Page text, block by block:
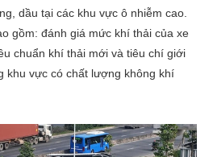
dầu tại các khu vực ô nhiễm cao.
gồm: đánh giá mức khí thải của xe
chuẩn khí thải mới và tiêu chí giới
khu vực có chất lượng không khí